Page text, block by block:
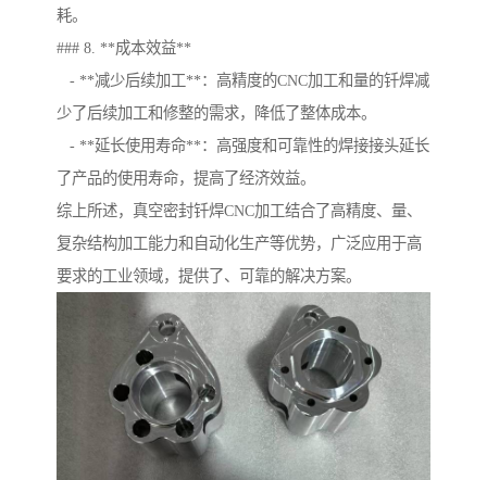
耗。
### 8. **成本效益**
- **减少后续加工**：高精度的CNC加工和量的钎焊减
少了后续加工和修整的需求，降低了整体成本。
- **延长使用寿命**：高强度和可靠性的焊接接头延长
了产品的使用寿命，提高了经济效益。
综上所述，真空密封钎焊CNC加工结合了高精度、量、
复杂结构加工能力和自动化生产等优势，广泛应用于高
要求的工业领域，提供了、可靠的解决方案。